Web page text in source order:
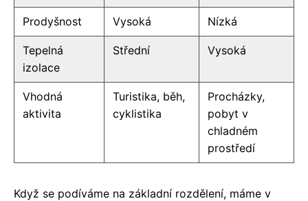
Prodyšnost Vysoká Nízká
Tepelná
izolace
Střední Vysoká
Vhodná
aktivita
Turistika, běh,
cyklistika
Procházky,
pobyt v
chladném
prostředí
Když se podíváme na základní rozdělení, máme v